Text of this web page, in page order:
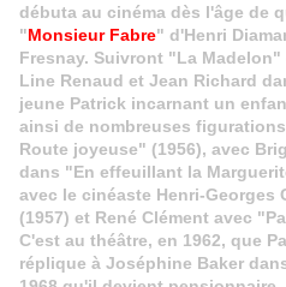
débuta au cinéma dès l'âge de
"Monsieur Fabre" d'Henri
Fresnay. Suivront "La Madelon"
Line Renaud et Jean Richard
jeune Patrick incarnant un
ainsi de nombreuses
Route joyeuse" (1956), avec
dans "En effeuillant la
avec le cinéaste Henri-
(1957) et René Clément avec
C'est au théâtre, en 1962, que
réplique à Joséphine Baker